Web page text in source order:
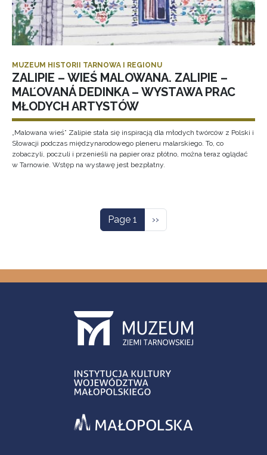
MUZEUM HISTORII TARNOWA I REGIONU
ZALIPIE – WIEŚ MALOWANA. ZALIPIE –
MAĽOVANÁ DEDINKA – WYSTAWA PRAC
MŁODYCH ARTYSTÓW
„Malowana wieś” Zalipie stała się inspiracją dla młodych twórców z Polski i
Słowacji podczas międzynarodowego pleneru malarskiego. To, co
zobaczyli, poczuli i przenieśli na papier oraz płótno, można teraz oglądać
w Tarnowie. Wstęp na wystawę jest bezpłatny.
Page 1 Next page
››